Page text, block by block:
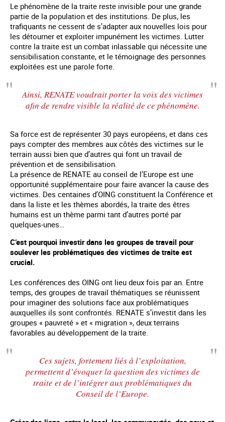
Le phénomène de la traite reste invisible pour une grande
partie de la population et des institutions. De plus, les
trafiquants ne cessent de s’adapter aux nouvelles lois pour
les détourner et exploiter impunément les victimes. Lutter
contre la traite est un combat inlassable qui nécessite une
sensibilisation constante, et le témoignage des personnes
exploitées est une parole forte.
Ainsi, RENATE voudrait porter la voix des victimes
afin de rendre visible la réalité de ce phénomène.
Sa force est de représenter 30 pays européens, et dans ces
pays compter des membres aux côtés des victimes sur le
terrain aussi bien que d’autres qui font un travail de
prévention et de sensibilisation.
La présence de RENATE au conseil de l’Europe est une
opportunité supplémentaire pour faire avancer la cause des
victimes. Des centaines d’OING constituent la Conférence et
dans la liste et les thèmes abordés, la traite des êtres
humains est un thème parmi tant d’autres porté par
quelques-unes…
C’est pourquoi investir dans les groupes de travail pour
soulever les problématiques des victimes de traite est
crucial.
Les conférences des OING ont lieu deux fois par an. Entre
temps, des groupes de travail thématiques se réunissent
pour imaginer des solutions face aux problématiques
auxquelles ils sont confrontés. RENATE s’investit dans les
groupes « pauvreté » et « migration », deux terrains
favorables au développement de la traite.
Ces sujets, fortement liés à l’exploitation,
permettent d’évoquer la question des victimes de
traite et de l’intégrer aux problématiques du
Conseil de l’Europe.